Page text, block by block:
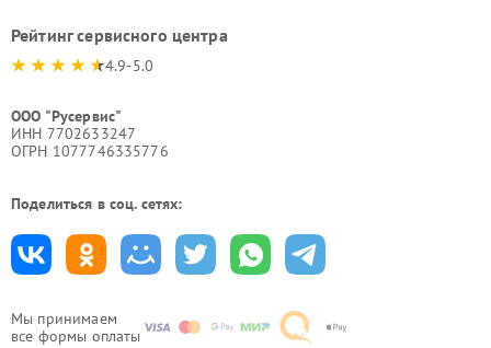
Мы принимаем
все формы оплаты
Рейтинг сервисного центра
4.9-5.0
ООО "Русервис"
ИНН 7702633247
ОГРН 1077746335776
Поделиться в соц. сетях: